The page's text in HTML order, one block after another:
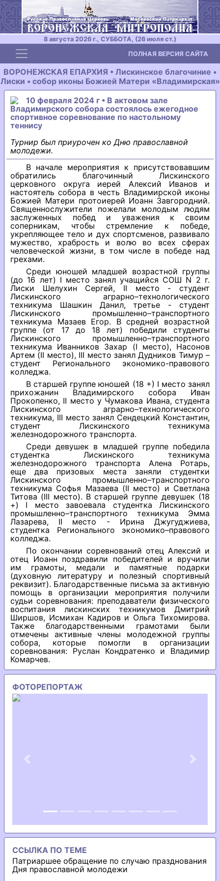
8 августа 2026 г., СУББОТА, (26 июля ст.)
Toggle navigation ПОЛНАЯ ВЕРСИЯ САЙТА
ВОРОНЕЖСКАЯ ЕПАРХИЯ • Лискинское благочиние •
Лиски • собор иконы Божией Матери «Владимирская»
10 февраля 2024 г • В актовом зале
Владимирского собора состоялось ежегодное
спортивное соревнование по настольному
теннису
Турнир был приурочен ко Дню православной
молодежи.
В начале мероприятия к присутствовавшим
обратились благочинный Лискинского
церковного округа иерей Алексий Иванов и
настоятель собора в честь Владимирской иконы
Божией Матери протоиерей Иоанн Завгородний.
Священнослужители пожелали молодым людям
заслуженных побед и уважения к своим
соперникам, чтобы стремление к победе,
укрепляющее тело и дух спортсменов, развивало
мужество, храбрость и волю во всех сферах
человеческой жизни, в том числе в победе над
грехами.
Среди юношей младшей возрастной группы
(до 16 лет) I место занял учащийся СОШ N 2 г.
Лиски Шелухин Сергей, II место - студент
Лискинского аграрно–технологического
техникума Шашкин Данил, третье - студент
Лискинского промышленно–транспортного
техникума Мазаев Егор. В средней возрастной
группе (от 17 до 18 лет) победили студенты
Лискинского промышленно–транспортного
техникума Иванников Захар (I место), Насонов
Артем (II место), III место занял Дудников Тимур –
студент Регионального экономико-правового
колледжа.
В старшей группе юношей (18 +) I место занял
прихожанин Владимирского собора Иван
Прокопенко, II место у Чумакова Ивана, студента
Лискинского аграрно–технологического
техникума, III место занял Сендецкий Константин,
студент Лискинского техникума
железнодорожного транспорта.
Среди девушек в младшей группе победила
студентка Лискинского техникума
железнодорожного транспорта Алена Ротарь,
еще два призовых места заняли студентки
Лискинского промышленно–транспортного
техникума Софья Мазаева (II место) и Светлана
Титова (III место). В старшей группе девушек (18
+) I место завоевала студентка Лискинского
промышленно–транспортного техникума Эмма
Лазарева, II место - Ирина Джугуджиева,
студентка Регионального экономико–правового
колледжа.
По окончании соревнований отец Алексий и
отец Иоанн поздравили победителей и вручили
им грамоты, медали и памятные подарки
(духовную литературу и полезный спортивный
реквизит). Благодарственные письма за активную
помощь в организации мероприятия получили
судьи соревнования: преподаватели физического
воспитания лискинских техникумов Дмитрий
Ширшов, Исмихан Кадиров и Ольга Тихомирова.
Также благодарственными грамотами были
отмечены активные члены молодежной группы
собора, которые помогли в организации
соревнования: Руслан Кондратенко и Владимир
Комарчев.
ФОТОРЕПОРТАЖ
Previous Next
ССЫЛКА ПО ТЕМЕ
Патриаршее обращение по случаю празднования
Дня православной молодежи